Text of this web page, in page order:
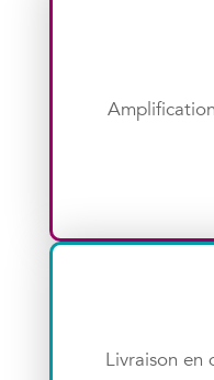
Livraison en